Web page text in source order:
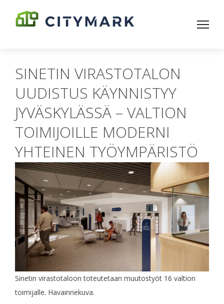
SINETIN VIRASTOTALON
UUDISTUS KÄYNNISTYY
JYVÄSKYLÄSSÄ – VALTION
TOIMIJOILLE MODERNI
YHTEINEN TYÖYMPÄRISTÖ
Sinetin virastotaloon toteutetaan muutostyöt 16 valtion
toimijalle. Havainnekuva.